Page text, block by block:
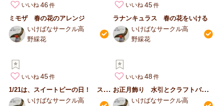
いいね 46
ミモザ 春の花のアレンジ
いけばなサークル高
野綵花
いいね 45
ラナンキュラス 春の花をいける
いけばなサークル高
野綵花
いいね 45
1
/21は、スイートピーの日！ スイートピーの春アレンジ (いけ…
いけばなサークル高
いいね 48
お
正月飾り 水引とクラフトバンドで華やかに
いけばなサークル高